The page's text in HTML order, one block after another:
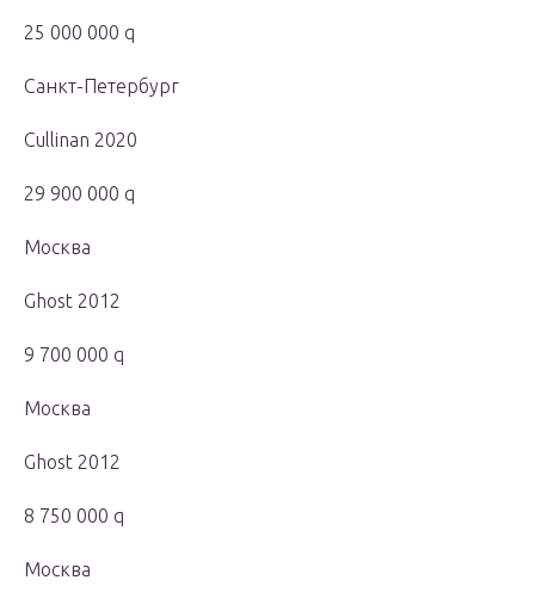
25 000 000 q
Санкт-Петербург
Cullinan 2020
29 900 000 q
Москва
Ghost 2012
9 700 000 q
Москва
Ghost 2012
8 750 000 q
Москва